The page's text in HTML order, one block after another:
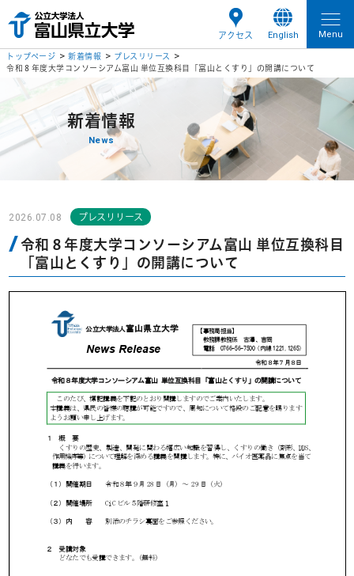
アクセス English Menu
トップページ 新着情報
プレスリリース
令和８年度大学コンソーシアム富山 単位互換科目「富山とくすり」の開講について
新着情報
News
2026.07.08 プレスリリース
令和８年度大学コンソーシアム富山 単位互換科目
「富山とくすり」の開講について